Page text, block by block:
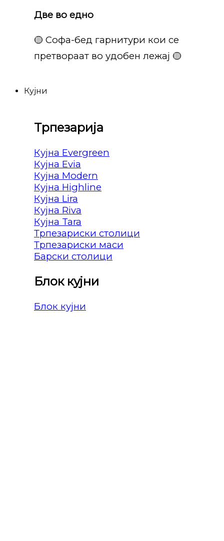
Две во едно
🟡 Софа-бед гарнитури кои се
претвораат во удобен лежај 🟡
Кујни
Трпезарија
Кујна Evergreen
Кујна Evia
Кујна Modern
Кујна Highline
Кујна Lira
Кујна Riva
Кујна Tara
Трпезариски столици
Трпезариски маси
Барски столици
Блок кујни
Блок кујни